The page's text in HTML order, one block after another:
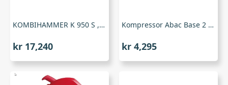
KOMBIHAMMER K 950 S , Milwaukee
kr 17,240
Kompressor Abac Base 2 24 V2
kr 4,295